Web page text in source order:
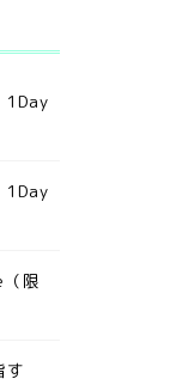
1Day
1Day
限
す